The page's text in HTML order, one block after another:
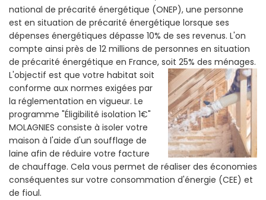
national de précarité énergétique (ONEP), une personne
est en situation de précarité énergétique lorsque ses
dépenses énergétiques dépasse 10% de ses revenus. L'on
compte ainsi près de 12 millions de personnes en situation
de précarité énergétique en France, soit 25% des ménages.
L'objectif est que votre habitat soit
conforme aux normes exigées par
la réglementation en vigueur. Le
programme "Éligibilité isolation 1€"
MOLAGNIES consiste à isoler votre
maison à l'aide d'un soufflage de
laine afin de réduire votre facture
de chauffage. Cela vous permet de réaliser des économies
conséquentes sur votre consommation d'énergie (CEE) et
de fioul.